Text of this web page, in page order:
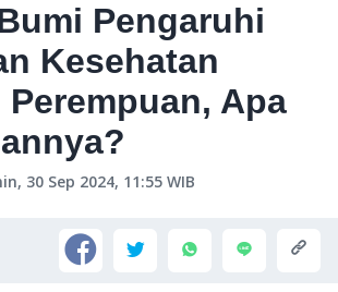
Pengaruhi
Kesehatan
Perempuan, Apa
30 Sep 2024, 11:55 WIB